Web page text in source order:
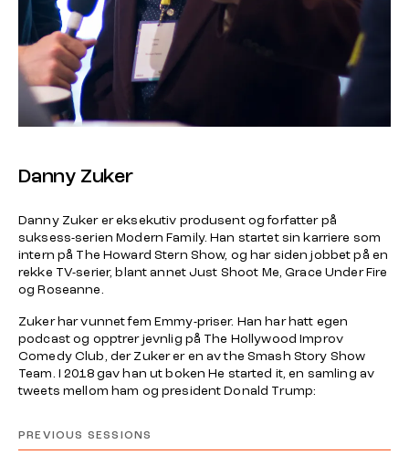
Danny Zuker
Danny Zuker er eksekutiv produsent og forfatter på
suksess-serienModern Family. Han startet sin karriere som
intern på The Howard Stern Show, og har siden jobbet på en
rekke TV-serier, blant annetJust Shoot Me, Grace Under Fire
ogRoseanne
Zuker har vunnet fem Emmy-priser. Han har hatt egen
podcast og opptrer jevnlig på The Hollywood Improv
Comedy Club, der Zuker er en av the Smash Story Show
Team. I 2018 gav han ut bokenHe started it, en samling av
tweets mellom ham og president Donald Trump:
PREVIOUS SESSIONS